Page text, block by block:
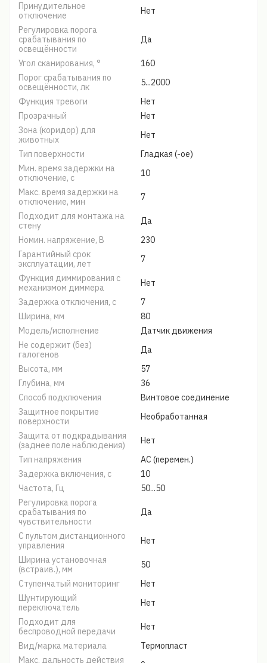
Принудительное
отключение
Нет
Регулировка порога
срабатывания по
освещённости
Да
Угол сканирования, °
160
Порог срабатывания по
освещённости, лк
5...2000
Функция тревоги
Нет
Прозрачный
Нет
Зона (коридор) для
животных
Нет
Тип поверхности
Гладкая (-ое)
Мин. время задержки на
отключение, с
10
Макс. время задержки на
отключение, мин
7
Подходит для монтажа на
стену
Да
Номин. напряжение, В
230
Гарантийный срок
эксплуатации, лет
7
Функция диммирования с
механизмом диммера
Нет
Задержка отключения, с
7
Ширина, мм
80
Модель/исполнение
Датчик движения
Не содержит (без)
галогенов
Да
Высота, мм
57
Глубина, мм
36
Способ подключения
Винтовое соединение
Защитное покрытие
поверхности
Необработанная
Защита от подкрадывания
(заднее поле наблюдения)
Нет
Тип напряжения
AC (перемен.)
Задержка включения, с
10
Частота, Гц
50...50
Регулировка порога
срабатывания по
чувствительности
Да
С пультом дистанционного
управления
Нет
Ширина установочная
(встраив.), мм
50
Ступенчатый мониторинг
Нет
Шунтирующий
переключатель
Нет
Подходит для
беспроводной передачи
Нет
Вид/марка материала
Термопласт
Макс. дальность действия